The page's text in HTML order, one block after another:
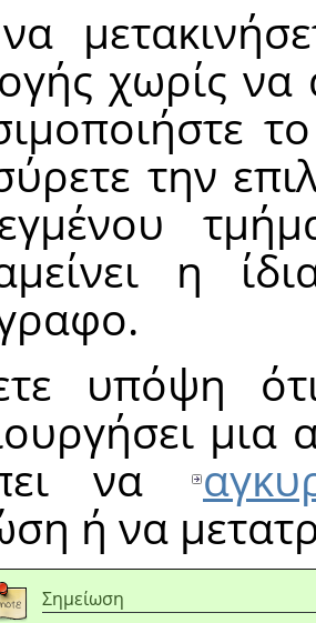
χωρίς
την
η
υπόψη
να
ή να
Σημείωση